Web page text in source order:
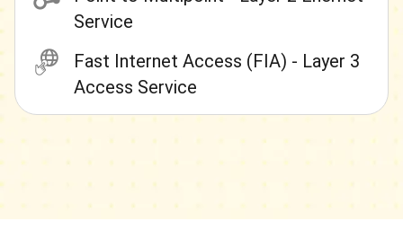
Service
Fast Internet Access (FIA) - Layer 3
Access Service